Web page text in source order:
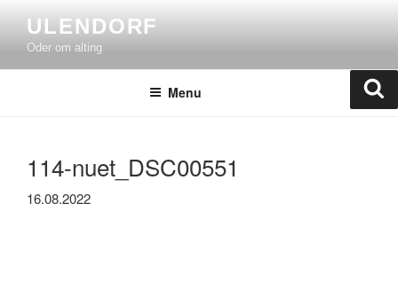
content
ULENDORF
Oder om alting
Menu
114-nuet_DSC00551
16.08.2022